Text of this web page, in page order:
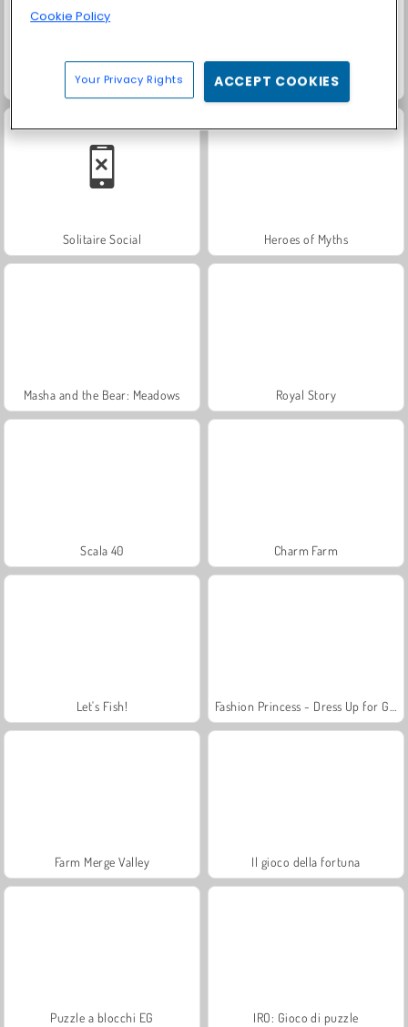
Harvest Honors Rummy World
Solitaire Social Heroes of Myths
Masha and the Bear: Meadows Royal Story
Scala 40 Charm Farm
Let's Fish!
Farm Merge Valley Il gioco della fortuna
Puzzle a blocchi EG IRO: Gioco di puzzle
Cookie Policy
Your Privacy Rights ACCEPT COOKIES